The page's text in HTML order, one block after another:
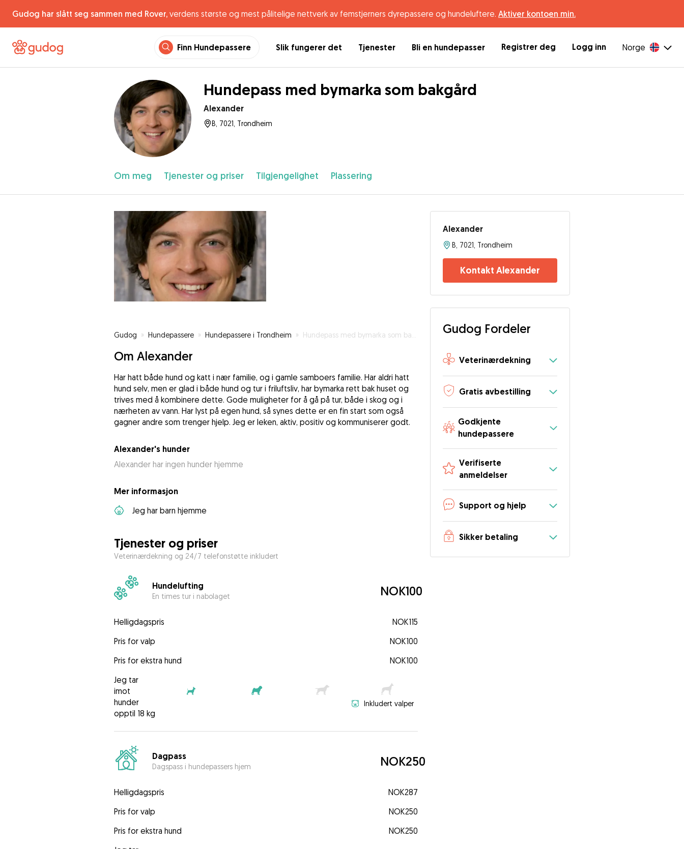
Gudog har slått seg sammen med Rover, verdens største og mest pålitelige nettverk av femstjerners dyrepassere og hundeluftere. Aktiver kontoen min.
Finn Hundepassere Slik fungerer det Tjenester Bli en hundepasser Registrer deg Logg inn Norge
Hundepass med bymarka som bakgård
Alexander
B, 7021, Trondheim
Om meg Tjenester og priser Tilgjengelighet Plassering
Gudog » Hundepassere » Hundepassere i Trondheim » Hundepass med bymarka som bakgård
Om Alexander
Har hatt både hund og katt i nær familie, og i gamle samboers familie. Har aldri hatt
hund selv, men er glad i både hund og tur i friluftsliv, har bymarka rett bak huset og
trives med å kombinere dette. Gode muligheter for å gå på tur, både i skog og i
nærheten av vann. Har lyst på egen hund, så synes dette er en fin start som også
gagner andre som trenger hjelp. Jeg er leken, aktiv, positiv og kommuniserer godt.
Alexander's hunder
Alexander har ingen hunder hjemme
Mer informasjon
Jeg har barn hjemme
Tjenester og priser
Veterinærdekning og 24/7 telefonstøtte inkludert
Hundelufting
En times tur i nabolaget NOK100
Helligdagspris
NOK115
Pris for valp
NOK100
Pris for ekstra hund
NOK100
Jeg tar
imot
hunder
opptil 18 kg
Inkludert valper
Dagpass
Dagspass i hundepassers hjem NOK250
Helligdagspris
NOK287
Pris for valp
NOK250
Pris for ekstra hund
NOK250
Alexander
B, 7021, Trondheim
Kontakt Alexander
Gudog Fordeler
Veterinærdekning
Gratis avbestilling
Godkjente
hundepassere
Verifiserte
anmeldelser
Support og hjelp
Sikker betaling